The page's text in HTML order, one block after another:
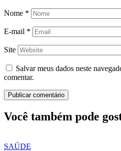
Nome *
E-mail *
Site
Salvar meus dados neste
comentar.
Você também pode
SAÚDE